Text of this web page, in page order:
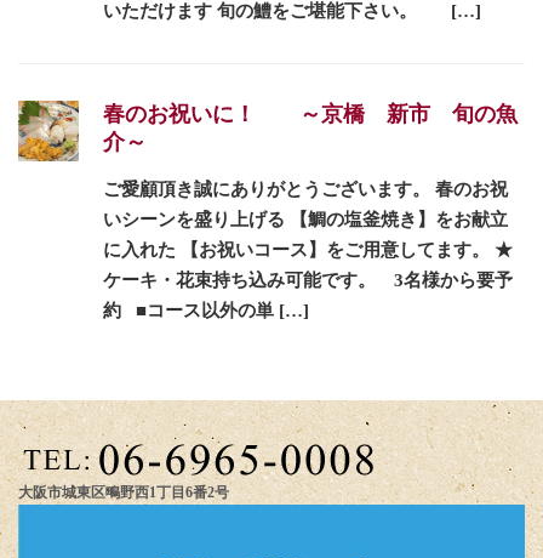
いただけます 旬の鱧をご堪能下さい。 […]
春のお祝いに！ ～京橋 新市 旬の魚
介～
ご愛顧頂き誠にありがとうございます。 春のお祝
いシーンを盛り上げる 【鯛の塩釜焼き】をお献立
に入れた 【お祝いコース】をご用意してます。 ★
ケーキ・花束持ち込み可能です。 3名様から要予
約 ■コース以外の単 […]
大阪市城東区鴫野西1丁目6番2号